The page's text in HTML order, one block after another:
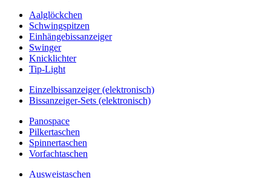
Aalglöckchen
Schwingspitzen
Einhängebissanzeiger
Swinger
Knicklichter
Tip-Light
Einzelbissanzeiger (elektronisch)
Bissanzeiger-Sets (elektronisch)
Panospace
Pilkertaschen
Spinnertaschen
Vorfachtaschen
Ausweistaschen